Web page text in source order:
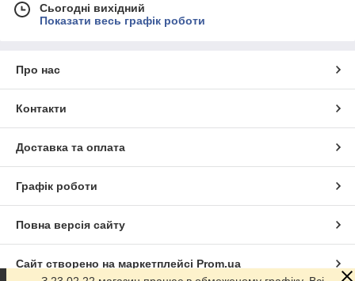
Сьогодні вихідний
Показати весь графік роботи
Про нас
Контакти
Доставка та оплата
Графік роботи
Повна версія сайту
Сайт створено на маркетплейсі Prom.ua